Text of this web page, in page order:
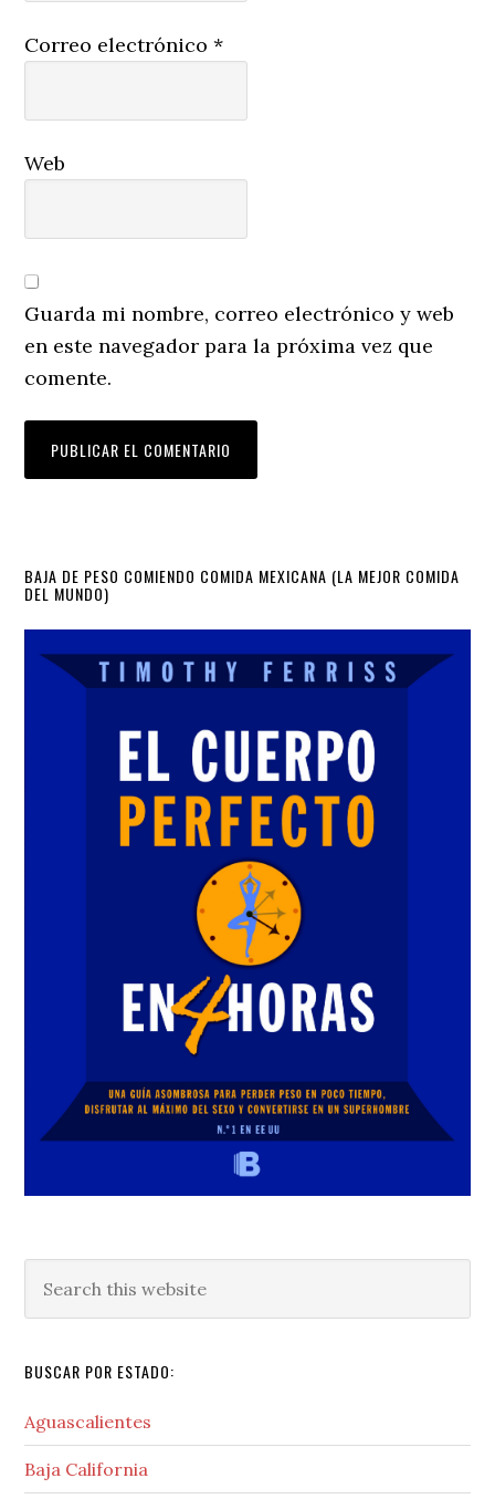
Correo electrónico*
Web
Guarda mi nombre, correo electrónico y web
en este navegador para la próxima vez que
comente.
Primary
Sidebar
BAJA DE PESO COMIENDO COMIDA MEXICANA (LA MEJOR COMIDA
DEL MUNDO)
this
BUSCAR POR ESTADO:
Aguascalientes
Baja California